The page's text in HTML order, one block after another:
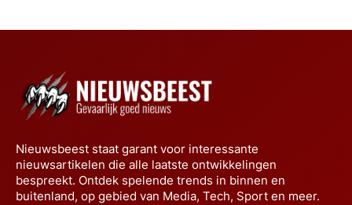
Nieuwsbeest staat garant voor interessante
nieuwsartikelen die alle laatste ontwikkelingen
bespreekt. Ontdek spelende trends in binnen en
buitenland, op gebied van Media, Tech, Sport en meer.